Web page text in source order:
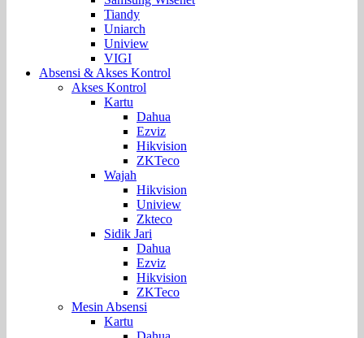
Tiandy
Uniarch
Uniview
VIGI
Absensi & Akses Kontrol
Akses Kontrol
Kartu
Dahua
Ezviz
Hikvision
ZKTeco
Wajah
Hikvision
Uniview
Zkteco
Sidik Jari
Dahua
Ezviz
Hikvision
ZKTeco
Mesin Absensi
Kartu